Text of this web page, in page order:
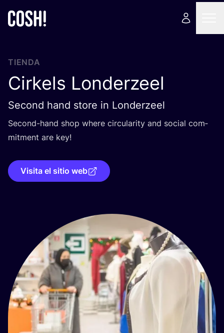
TIENDA
Cirkels Londerzeel
Second hand store in Londerzeel
Second-hand shop whe­re cir­cu­la­rity and social com­
mit­ment are key!
Visita el sitio web